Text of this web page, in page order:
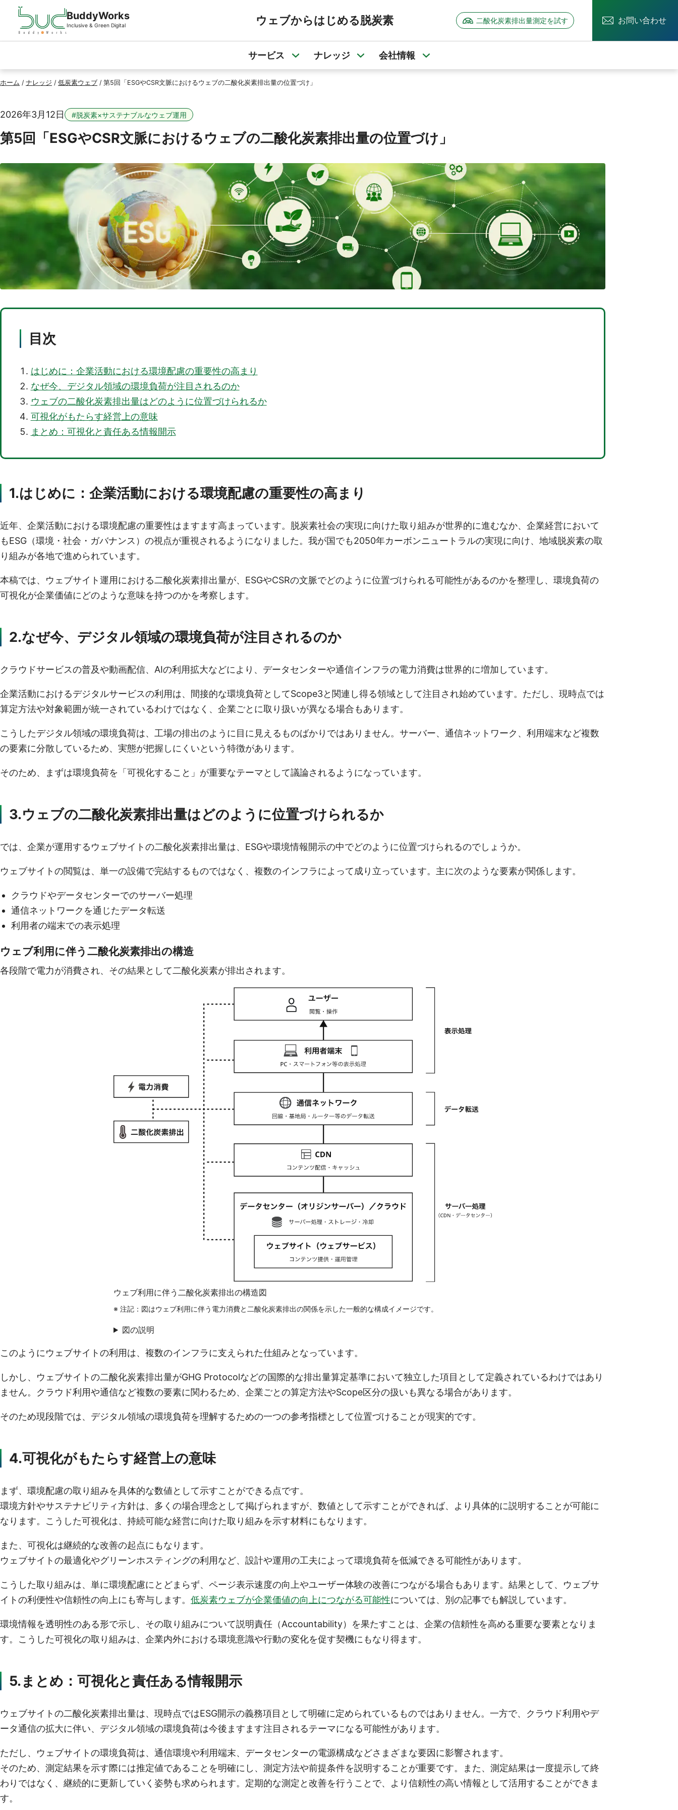
ページの先頭
本文へスキップ
BuddyWorks
Inclusive & Green Digital ウェブからはじめる脱炭素 二酸化炭素排出量測定を試す お問い合わせ
サービス
サービスのサブメニューを開く
ナレッジ
ナレッジのサブメニューを開く
会社情報
ホーム / ナレッジ / 低炭素ウェブ / 第5回「ESGやCSR文脈におけるウェブの二酸化炭素排出量の位置づけ」
2026年3月12日 #脱炭素×サステナブルなウェブ運用
第5回「ESGやCSR文脈におけるウェブの二酸化炭素排出量の位置づけ」
目次
はじめに：企業活動における環境配慮の重要性の高まり
なぜ今、デジタル領域の環境負荷が注目されるのか
ウェブの二酸化炭素排出量はどのように位置づけられるか
可視化がもたらす経営上の意味
まとめ：可視化と責任ある情報開示
1.はじめに：企業活動における環境配慮の重要性の高まり
近年、企業活動における環境配慮の重要性はますます高まっています。脱炭素社会の実現に向けた取り組みが世界的に進むなか、企業経営において
もESG（環境・社会・ガバナンス）の視点が重視されるようになりました。我が国でも2050年カーボンニュートラルの実現に向け、地域脱炭素の取
り組みが各地で進められています。
本稿では、ウェブサイト運用における二酸化炭素排出量が、ESGやCSRの文脈でどのように位置づけられる可能性があるのかを整理し、環境負荷の
可視化が企業価値にどのような意味を持つのかを考察します。
2.なぜ今、デジタル領域の環境負荷が注目されるのか
クラウドサービスの普及や動画配信、AIの利用拡大などにより、データセンターや通信インフラの電力消費は世界的に増加しています。
企業活動におけるデジタルサービスの利用は、間接的な環境負荷としてScope3と関連し得る領域として注目され始めています。ただし、現時点では
算定方法や対象範囲が統一されているわけではなく、企業ごとに取り扱いが異なる場合もあります。
こうしたデジタル領域の環境負荷は、工場の排出のように目に見えるものばかりではありません。サーバー、通信ネットワーク、利用端末など複数
の要素に分散しているため、実態が把握しにくいという特徴があります。
そのため、まずは環境負荷を「可視化すること」が重要なテーマとして議論されるようになっています。
3.ウェブの二酸化炭素排出量はどのように位置づけられるか
では、企業が運用するウェブサイトの二酸化炭素排出量は、ESGや環境情報開示の中でどのように位置づけられるのでしょうか。
ウェブサイトの閲覧は、単一の設備で完結するものではなく、複数のインフラによって成り立っています。主に次のような要素が関係します。
クラウドやデータセンターでのサーバー処理
通信ネットワークを通じたデータ転送
利用者の端末での表示処理
ウェブ利用に伴う二酸化炭素排出の構造
各段階で電力が消費され、その結果として二酸化炭素が排出されます。
ウェブ利用に伴う二酸化炭素排出の構造図
注記：図はウェブ利用に伴う電力消費と二酸化炭素排出の関係を示した一般的な構成イメージです。
図の説明
このようにウェブサイトの利用は、複数のインフラに支えられた仕組みとなっています。
しかし、ウェブサイトの二酸化炭素排出量がGHG Protocolなどの国際的な排出量算定基準において独立した項目として定義されているわけではあり
ません。クラウド利用や通信など複数の要素に関わるため、企業ごとの算定方法やScope区分の扱いも異なる場合があります。
そのため現段階では、デジタル領域の環境負荷を理解するための一つの参考指標として位置づけることが現実的です。
4.可視化がもたらす経営上の意味
まず、環境配慮の取り組みを具体的な数値として示すことができる点です。
環境方針やサステナビリティ方針は、多くの場合理念として掲げられますが、数値として示すことができれば、より具体的に説明することが可能に
なります。こうした可視化は、持続可能な経営に向けた取り組みを示す材料にもなります。
また、可視化は継続的な改善の起点にもなります。
ウェブサイトの最適化やグリーンホスティングの利用など、設計や運用の工夫によって環境負荷を低減できる可能性があります。
こうした取り組みは、単に環境配慮にとどまらず、ページ表示速度の向上やユーザー体験の改善につながる場合もあります。結果として、ウェブサ
イトの利便性や信頼性の向上にも寄与します。 低炭素ウェブが企業価値の向上につながる可能性については、別の記事でも解説しています。
環境情報を透明性のある形で示し、その取り組みについて説明責任（Accountability）を果たすことは、企業の信頼性を高める重要な要素となりま
す。こうした可視化の取り組みは、企業内外における環境意識や行動の変化を促す契機にもなり得ます。
5.まとめ：可視化と責任ある情報開示
ウェブサイトの二酸化炭素排出量は、現時点ではESG開示の義務項目として明確に定められているものではありません。一方で、クラウド利用やデ
ータ通信の拡大に伴い、デジタル領域の環境負荷は今後ますます注目されるテーマになる可能性があります。
ただし、ウェブサイトの環境負荷は、通信環境や利用端末、データセンターの電源構成などさまざまな要因に影響されます。
そのため、測定結果を示す際には推定値であることを明確にし、測定方法や前提条件を説明することが重要です。また、測定結果は一度提示して終
わりではなく、継続的に更新していく姿勢も求められます。定期的な測定と改善を行うことで、より信頼性の高い情報として活用することができま
す。